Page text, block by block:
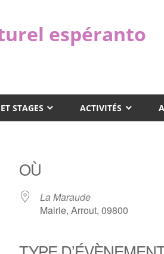
espéranto
STAGES ACTIVITÉS
OÙ
La Maraude
Mairie, Arrout, 09800